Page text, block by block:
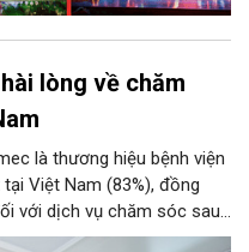
lòng về chăm
là thương hiệu bệnh viện
Việt Nam (83%), đồng
với dịch vụ chăm sóc sau